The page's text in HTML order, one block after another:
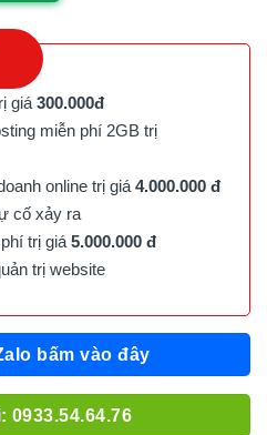
giá 300.000đ
miễn phí 2GB trị
online trị giá 4.000.000 đ
cố xảy ra
trị giá 5.000.000 đ
trị website
bấm vào đây
0933.54.64.76